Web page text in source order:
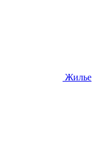
Жилье